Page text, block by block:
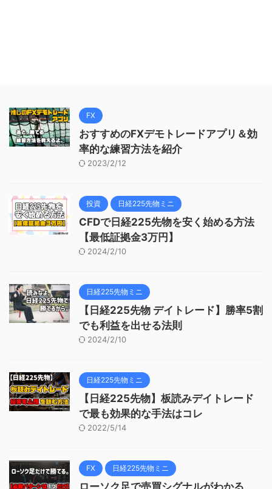
FX
おすすめのFXデモトレードアプリ＆効
率的な練習方法を紹介
2023/2/12
投資 日経225先物ミニ
CFDで日経225先物を安く始める方法
【最低証拠金3万円】
2024/2/10
日経225先物ミニ
【日経225先物 デイトレード】勝率5割
でも利益を出せる法則
2024/2/10
日経225先物ミニ
【日経225先物】板読みデイトレード
で最も効果的な手法はコレ
2022/5/14
FX 日経225先物ミニ
ローソク足で売買シグナルがわかる